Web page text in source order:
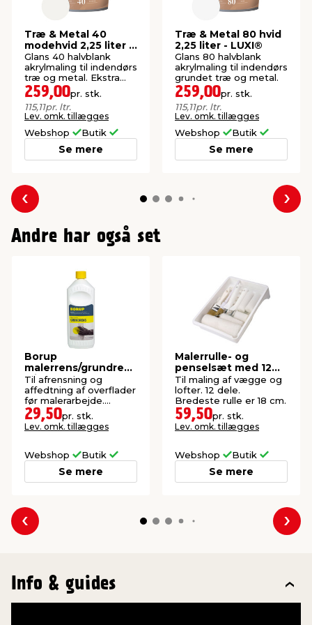
Træ & Metal 40
modehvid 2,25 liter -
LUXI®
Glans 40 halvblank
akrylmaling til indendørs
træ og metal. Ekstra
slidstærk overflade.
259,00pr. stk.
115,11pr. ltr.
Lev. omk. tillægges
Webshop Butik
Se mere
Træ & Metal 80 hvid
2,25 liter - LUXI®
Glans 80 halvblank
akrylmaling til indendørs
grundet træ og metal.
259,00pr. stk.
115,11pr. ltr.
Lev. omk. tillægges
Webshop Butik
Se mere
Forrige
Andre har også set
Borup
malerrens/grundrens
1 liter
Til afrensning og
affedtning af overflader
før malerarbejde.
Koncentreret.
29,50pr. stk.
Lev. omk. tillægges
Webshop Butik
Se mere
Malerrulle- og
penselsæt med 12
dele, 18 cm -
Stabile®
Til maling af vægge og
lofter. 12 dele.
Bredeste rulle er 18 cm.
59,50pr. stk.
Lev. omk. tillægges
Webshop Butik
Se mere
Forrige
Info & guides